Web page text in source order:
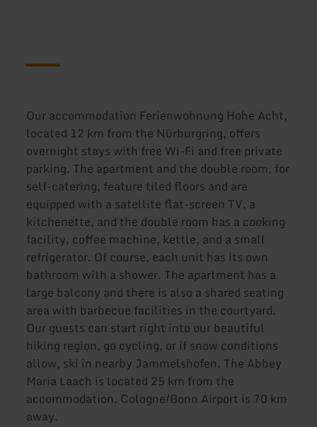
Our accommodation Ferienwohnung Hohe Acht,
located 12 km from the Nürburgring, offers
overnight stays with free Wi-Fi and free private
parking. The apartment and the double room, for
self-catering, feature tiled floors and are
equipped with a satellite flat-screen TV, a
kitchenette, and the double room has a cooking
facility, coffee machine, kettle, and a small
refrigerator. Of course, each unit has its own
bathroom with a shower. The apartment has a
large balcony and there is also a shared seating
area with barbecue facilities in the courtyard.
Our guests can start right into our beautiful
hiking region, go cycling, or if snow conditions
allow, ski in nearby Jammelshofen. The Abbey
Maria Laach is located 25 km from the
accommodation. Cologne/Bonn Airport is 70 km
away.